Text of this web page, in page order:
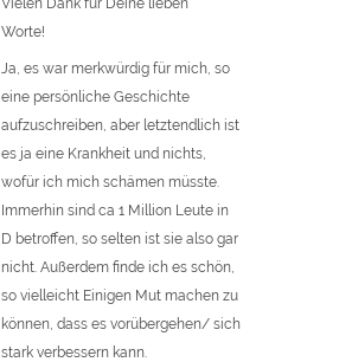
Worte!
Ja, es war merkwürdig für mich, so
eine persönliche Geschichte
aufzuschreiben, aber letztendlich ist
es ja eine Krankheit und nichts,
wofür ich mich schämen müsste.
Immerhin sind ca 1 Million Leute in
D betroffen, so selten ist sie also gar
nicht. Außerdem finde ich es schön,
so vielleicht Einigen Mut machen zu
können, dass es vorübergehen/ sich
stark verbessern kann.